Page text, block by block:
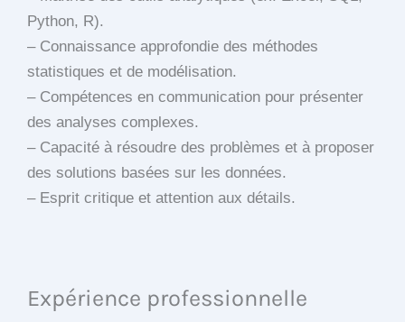
Python, R).
– Connaissance approfondie des méthodes
statistiques et de modélisation.
– Compétences en communication pour présenter
des analyses complexes.
– Capacité à résoudre des problèmes et à proposer
des solutions basées sur les données.
– Esprit critique et attention aux détails.
Expérience professionnelle